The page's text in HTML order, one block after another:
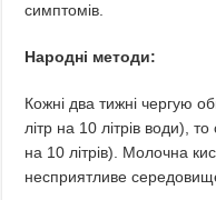
симптомів.
Народні методи:
Кожні два тижні чергую
літр на 10 літрів води),
на 10 літрів). Молочна
несприятливе